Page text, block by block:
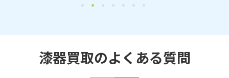
漆器買取のよくある質問